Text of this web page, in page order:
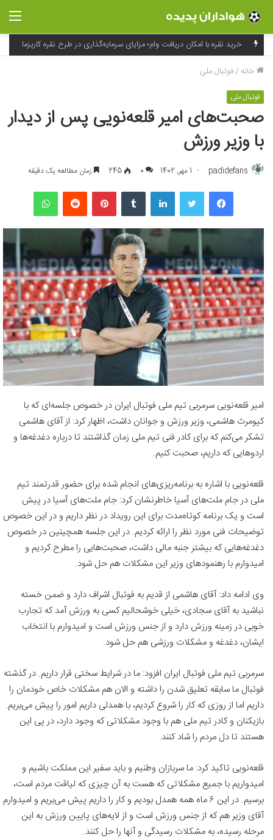
خرید نقره با امکان دریافت وام؛ مزایای سرمایه‌گذاری در طرح نقره کاریزما
خانه /فوتبال ملی
فوتبال ملی
صحبت‌های امیر قلعه‌نویی پس از دیدار
با وزیر ورزش
padidefans 1 مهر, 1402 0
245 زمان مطالعه یک دقیقه
فیسبوک لینکداین پینتریست
امیر قلعه‌نویی سرمربی تیم ملی فوتبال ایران در خصوص جلسه‌ای که با
کیومرث هاشمی، وزیر ورزش و جوانان داشت، اظهار کرد: از آقای هاشمی
تشکر می‌کنم که برای کادر فنی تیم ملی زمان گذاشتند تا درباره دغدغه‌ها و
اردوهایی که داریم، صحبت‌ کنیم.
قلعه‌نویی با اشاره به برنامه‌ریزی‌های انجام شده برای حضور قدرتمند تیم
ملی در جام ملت‌های آسیا خاطرنشان کرد: جام ملت‌های آسیا در پیش
است و یک برنامه کوتاه‌مدت برای این رویداد در نظر داریم و در این خصوص
توضیحات فنی مورد نظر را ارائه کردیم. در این جلسه همچینین در خصوص
دغدغه‌هایی که بیشتر جنبه مالی داشت، صحبت‌هایی را مطرح کردیم و
امیدوارم با رهنمودهای وزیر این مشکلات هم حل شود.
وی ادامه داد: آقای هاشمی از قدیم به فوتبال اشراف دارد و ضمن خسته
نباشید به آقای سجادی، خیلی خوشحالیم کسی به ورزش آمد که تجارب
خوبی در زمینه ورزش دارد و از جنس ورزش است و امیدوارم با انتخاب
ایشان، دغدغه و مشکلات ورزشی هم حل شود.
سرمربی تیم ملی فوتبال ایران افزود: ما در شرایط سختی قرار داریم. در گذشته
فوتبال ما سابقه تعلیق شدن را داشته و الان هم مشکلات خاص خودمان را
داریم اما از روزی که کار را شروع کردیم، با همدلی داریم امور را پیش می‌بریم.
بازیکنان و کادر تیم ملی هم با وجود مشکلاتی که وجود دارد، در پی این
هستند تا دل مردم را شاد کنند.
قلعه‌نویی تاکید کرد: ما سربازان وطنیم و باید سفیر این مملکت باشیم و
امیدواریم با جمیع مشکلاتی که هست به آن چیزی که لیاقت مردم است،‌
برسیم. در این ۶ ماه همه همدل بودیم و کار را داریم پیش‌ می‌بریم و امیدوارم
آقای وزیر هم که از جنس ورزش است و از لایه‌های پایین ورزش به این
مرحله رسیده، به مشکلات رسیدگی و آنها را حل کنند.